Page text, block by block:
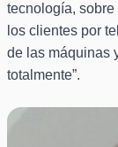
tecnología, sobre
los clientes por
de las máquinas
totalmente”.